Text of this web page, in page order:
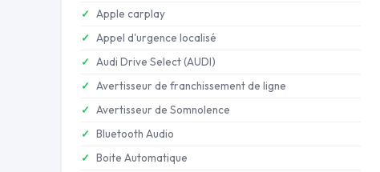
Apple carplay
Appel d'urgence localisé
Audi Drive Select (AUDI)
Avertisseur de franchissement de ligne
Avertisseur de Somnolence
Bluetooth Audio
Boite Automatique